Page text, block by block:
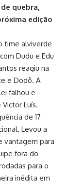
quebra,
edição
time alviverde
Dudu e Edu
reagiu na
e Dodô. A
falhou e
Luís.
de 17
Levou a
vantagem para
fora do
para o
inédita em